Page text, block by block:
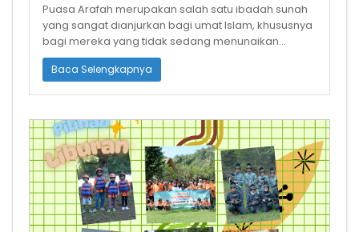
Puasa Arafah merupakan salah satu ibadah sunah
yang sangat dianjurkan bagi umat Islam, khususnya
bagi mereka yang tidak sedang menunaikan
ibadah haji. Puasa ini dilakukan pada
Baca Selengkapnya